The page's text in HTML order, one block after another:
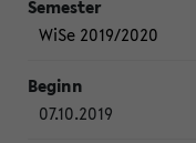
WiSe 2019/2020
07.10.2019